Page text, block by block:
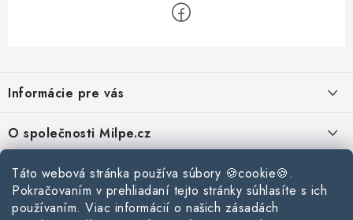
Táto webová stránka používa súbory 🍪cookie🍪.
Pokračovaním v prehliadaní tejto stránky súhlasíte s ich
používaním. Viac informácií o našich zásadách
p
ä
t
Informácie pre vás
Reklamace a vrácení zboží
Zásady používania súborov cookie
Podmínky ochrany osobních údajů
Obchodní podmínky
O společnosti Milpe.cz
Často sa nás pýtate
O spoločnosti Milpe
Kontakty
Kontaktné informácie
Stavebný blog